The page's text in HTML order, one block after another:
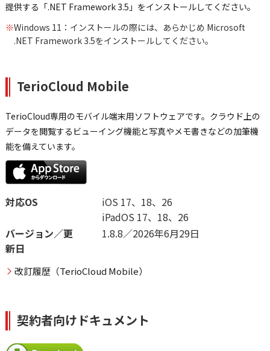
提供する「.NET Framework 3.5」をインストールしてください。
※Windows 11：インストールの際には、あらかじめ Microsoft
.NET Framework 3.5をインストールしてください。
TerioCloud Mobile
TerioCloud専用のモバイル端末用ソフトウェアです。クラウド上の
データを閲覧するビューイング機能と写真やメモ書きなどの加筆機
能を備えています。
対応OS
iOS 17、18、26
iPadOS 17、18、26
バージョン／更
新日
1.8.8／2026年6月29日
改訂履歴（TerioCloud Mobile）
契約者向けドキュメント